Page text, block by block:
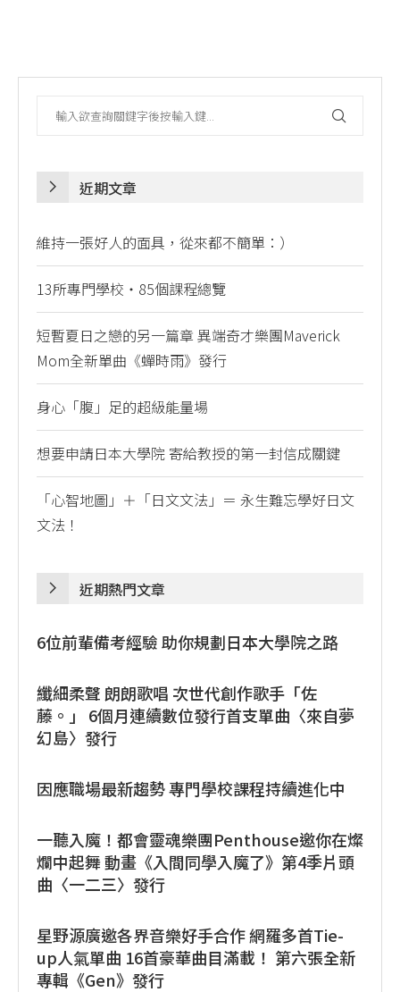
近期文章
維持一張好人的面具，從來都不簡單：）
13所專門學校・85個課程總覽
短暫夏日之戀的另一篇章 異端奇才樂團Maverick
Mom全新單曲《蟬時雨》發行
身心「腹」足的超級能量場
想要申請日本大學院 寄給教授的第一封信成關鍵
「心智地圖」＋「日文文法」＝ 永生難忘學好日文
文法！
近期熱門文章
6位前輩備考經驗 助你規劃日本大學院之路
纖細柔聲 朗朗歌唱 次世代創作歌手「佐
藤。」 6個月連續數位發行首支單曲〈來自夢
幻島〉發行
因應職場最新趨勢 專門學校課程持續進化中
一聽入魔！都會靈魂樂團Penthouse邀你在燦
爛中起舞 動畫《入間同學入魔了》第4季片頭
曲〈一二三〉發行
星野源廣邀各界音樂好手合作 網羅多首Tie-
up人氣單曲 16首豪華曲目滿載！ 第六張全新
專輯《Gen》發行